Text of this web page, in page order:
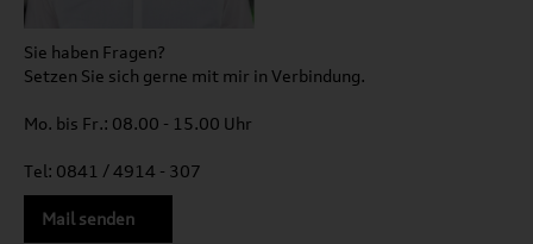
Sie haben Fragen?
Setzen Sie sich gerne mit mir in Verbindung.
Mo. bis Fr.: 08.00 - 15.00 Uhr
Tel: 0841 / 4914 - 307
Mail senden